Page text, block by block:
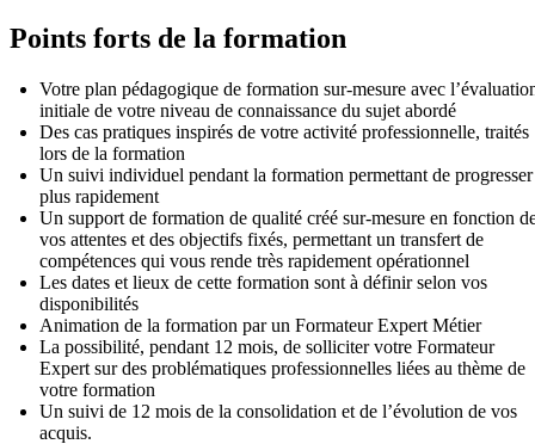
Points forts de la formation
Votre plan pédagogique de formation sur-mesure avec
initiale de votre niveau de connaissance du sujet abordé
Des cas pratiques inspirés de votre activité professionnelle, traités
lors de la formation
Un suivi individuel pendant la formation permettant de progresser
plus rapidement
Un support de formation de qualité créé sur-mesure en fonction
vos attentes et des objectifs fixés, permettant un transfert de
compétences qui vous rende très rapidement opérationnel
Les dates et lieux de cette formation sont à définir selon vos
disponibilités
Animation de la formation par un Formateur Expert Métier
La possibilité, pendant 12 mois, de solliciter votre Formateur
Expert sur des problématiques professionnelles liées au thème de
votre formation
Un suivi de 12 mois de la consolidation et de l’évolution de vos
acquis.